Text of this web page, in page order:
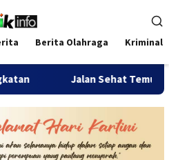
Berita Olahraga Kriminal
Sehat Temu Kangen Reuni